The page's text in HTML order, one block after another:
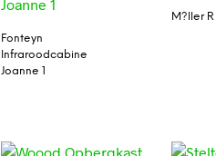
Fonteyn
Infraroodcabine
Joanne 1
M?ller